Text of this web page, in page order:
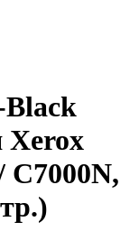
Xerox
C7000N,